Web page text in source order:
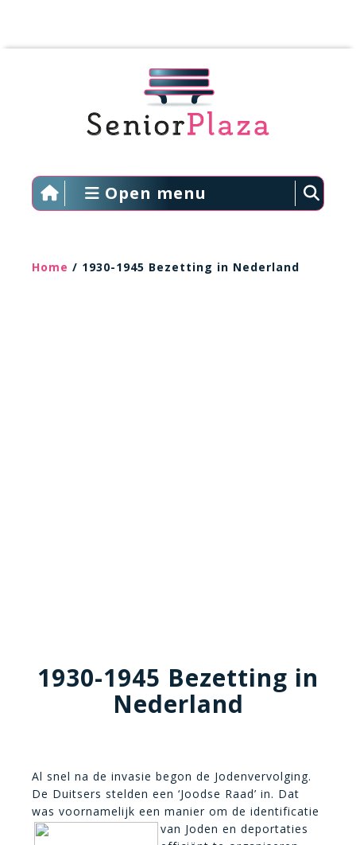
Open menu
Home / 1930-1945 Bezetting in Nederland
1930-1945 Bezetting in
Nederland
Al snel na de invasie begon de Jodenvervolging.
De Duitsers stelden een ‘Joodse Raad’ in. Dat
was voornamelijk een manier om de identificatie
van Joden en deportaties